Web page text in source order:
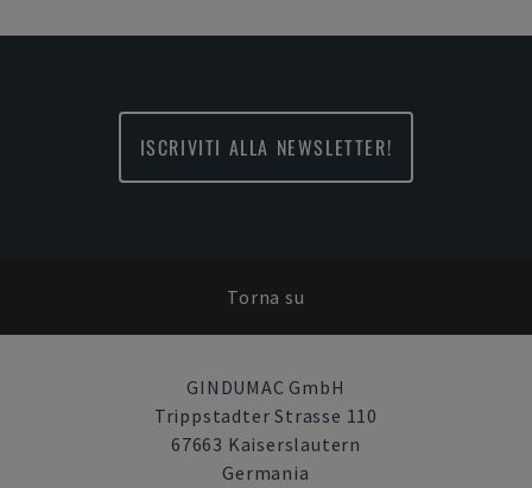
ISCRIVITI ALLA NEWSLETTER!
Torna su
GINDUMAC GmbH
Trippstadter Strasse 110
67663 Kaiserslautern
Germania